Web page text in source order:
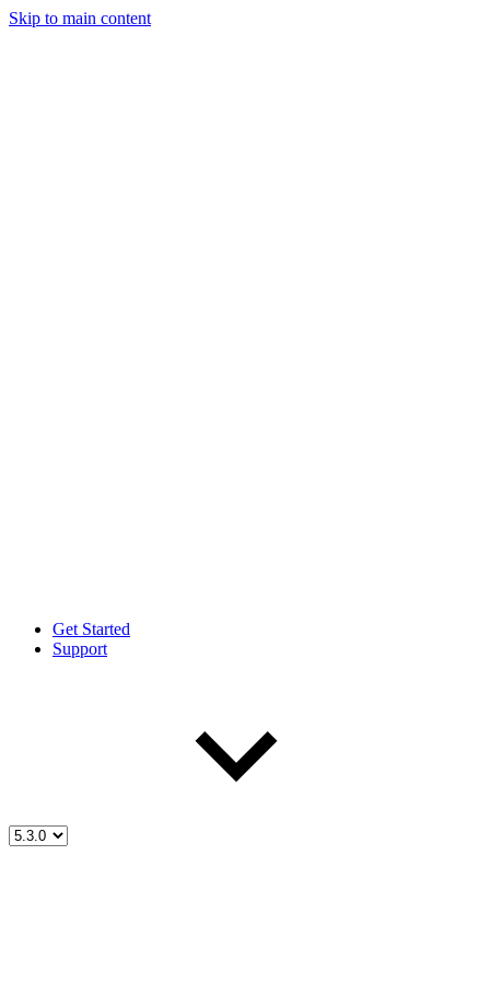
Skip to main content
Get Started
Support